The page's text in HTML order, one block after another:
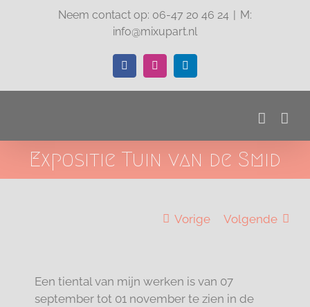
Neem contact op: 06-47 20 46 24 | M:
info@mixupart.nl
FacebookInstagramLinkedIn
Expositie Tuin van de Smid
Vorige Volgende
Een tiental van mijn werken is van 07
september tot 01 november te zien in de